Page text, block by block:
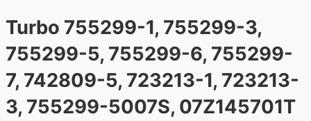
Turbo 755299-1, 755299-3,
755299-5, 755299-6, 755299-
7, 742809-5, 723213-1, 723213-
3, 755299-5007S, 07Z145701T